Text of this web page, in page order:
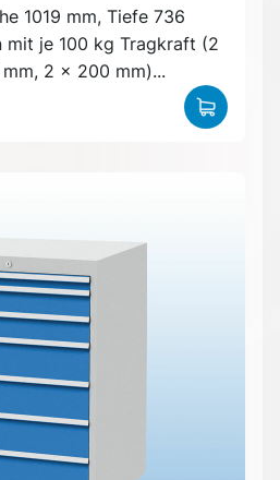
1019 mm, Tiefe 736
mit je 100 kg Tragkraft (2
2 x 200 mm)...